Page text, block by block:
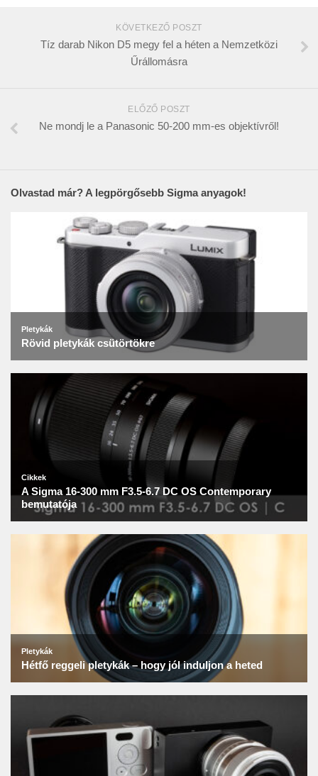
KÖVETKEZŐ POSZT
Tíz darab Nikon D5 megy fel a héten a Nemzetközi
Űrállomásra
ELŐZŐ POSZT
Ne mondj le a Panasonic 50-200 mm-es objektívről!
Olvastad már? A legpörgősebb Sigma anyagok!